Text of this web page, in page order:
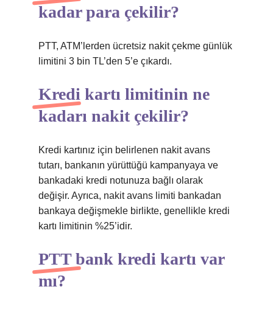
kadar para çekilir?
PTT, ATM’lerden ücretsiz nakit çekme günlük
limitini 3 bin TL’den 5’e çıkardı.
Kredi kartı limitinin ne
kadarı nakit çekilir?
Kredi kartınız için belirlenen nakit avans
tutarı, bankanın yürüttüğü kampanyaya ve
bankadaki kredi notunuza bağlı olarak
değişir. Ayrıca, nakit avans limiti bankadan
bankaya değişmekle birlikte, genellikle kredi
kartı limitinin %25’idir.
PTT bank kredi kartı var
mı?